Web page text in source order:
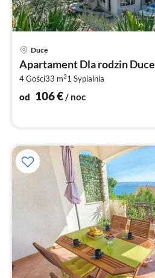
Duce
Apartament Dla rodzin Duce
4 Gości33 m21 Sypialnia
od 106€ / noc